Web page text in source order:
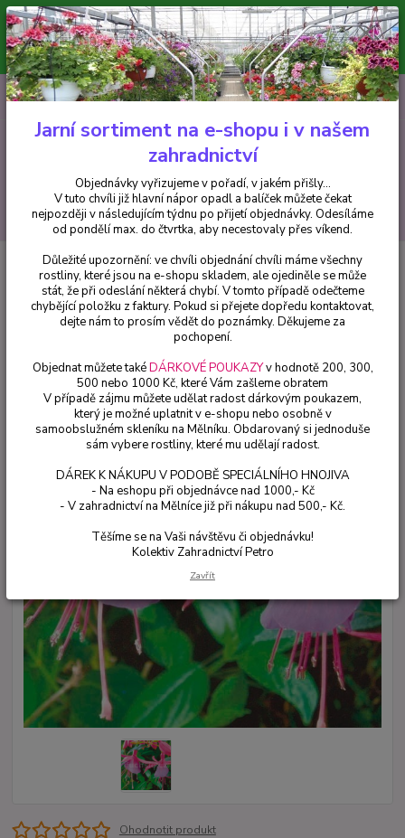
Minimální hodnota pro odeslání z e-shopu je 300 Kč.
V tuto chvíli již hlavní nápor objednávek opadl a balíček můžete čekat
nejpozději v následujícím týdnu po přijetí objednávky. Objednávky
vyřizujeme v pořadí, v jakém přišly...
CZK
Hledat
+420 602 223 614 0ks
za0 Kč
Fuchsie Blue Heaven Fuchsie - cena za kus v 3-kusovém balení
Blue Heaven Fuchsie - cena za
kus v 3-kusovém balení
Ohodnotit produkt
Jarní sortiment na e-shopu i v našem
zahradnictví
Objednávky vyřizujeme v pořadí, v jakém přišly...
V tuto chvíli již hlavní nápor opadl a balíček můžete čekat
nejpozději v následujícím týdnu po přijetí objednávky. Odesíláme
od pondělí max. do čtvrtka, aby necestovaly přes víkend.
Důležité upozornění: ve chvíli objednání chvíli máme všechny
rostliny, které jsou na e-shopu skladem, ale ojediněle se může
stát, že při odeslání některá chybí. V tomto případě odečteme
chybějící položku z faktury. Pokud si přejete dopředu kontaktovat,
dejte nám to prosím vědět do poznámky. Děkujeme za
pochopení.
Objednat můžete takéDÁRKOVÉ POUKAZYv hodnotě 200, 300,
500 nebo 1000 Kč, které Vám zašleme obratem
V případě zájmu můžete udělat radost dárkovým poukazem,
který je možné uplatnit v e-shopu nebo osobně v
samoobslužném skleníku na Mělníku. Obdarovaný si jednoduše
sám vybere rostliny, které mu udělají radost.
DÁREK K NÁKUPU V PODOBĚ SPECIÁLNÍHO HNOJIVA
- Na eshopu při objednávce nad 1000,- Kč
- V zahradnictví na Mělníce již při nákupu nad 500,- Kč.
Těšíme se na Vaši návštěvu či objednávku!
Kolektiv Zahradnictví Petro
Zavřít